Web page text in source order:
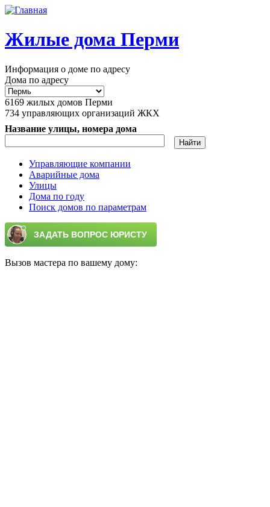
Перейти к основному содержанию
Жилые дома Перми
Информация о доме по адресу
Дома по адресу
6169 жилых домов Перми
734 управляющих организаций ЖКХ
Название улицы, номера дома
Главное меню
Управляющие компании
Аварийные дома
Улицы
Дома по году
Поиск домов по параметрам
Вызов мастера по вашему дому: